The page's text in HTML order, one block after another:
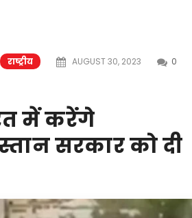
राष्ट्रीय AUGUST 30, 2023 0
में करेंगे
सरकार को दी